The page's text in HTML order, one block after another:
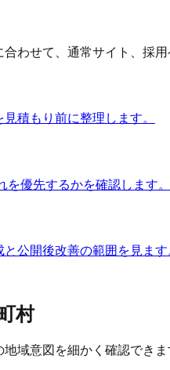
わせて、通常サイト、採
積もり前に整理します。
優先するかを確認します。
公開後改善の範囲を見ます
村
域意図を細かく確認できま